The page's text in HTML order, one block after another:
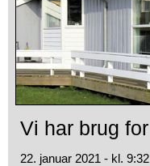
Vi har brug
22. januar 2021 - kl.